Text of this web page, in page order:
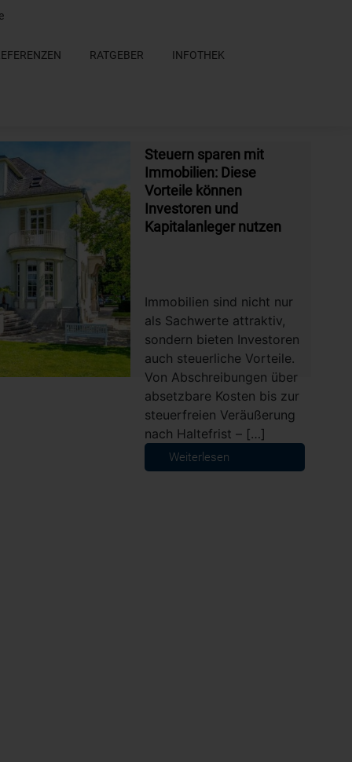
RATGEBER INFOTHEK
Steuern sparen mit
Immobilien: Diese
Vorteile können
Investoren und
Kapitalanleger nutzen
Immobilien sind nicht nur
als Sachwerte attraktiv,
sondern bieten Investoren
auch steuerliche Vorteile.
Von Abschreibungen über
absetzbare Kosten bis zur
steuerfreien Veräußerung
nach Haltefrist – […]
Weiterlesen